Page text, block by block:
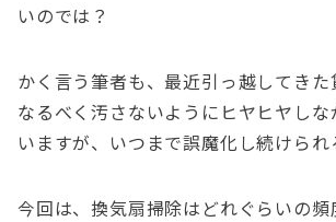
いのでは？
かく言う筆者も、最近引っ越してきた
なるべく汚さないようにヒヤヒヤしな
いますが、いつまで誤魔化し続けられ
今回は、換気扇掃除はどれぐらいの頻